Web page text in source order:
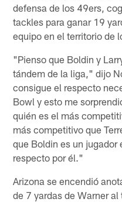
defensa de los 49ers,
tackles para ganar 19
equipo en el territorio de
"Pienso que Boldin y
tándem de la liga," dijo
consigue el respecto
Bowl y esto me
quién es el más
más competitivo que
que Boldin es un
respecto por él."
Arizona se encendió
de 7 yardas de Warner al